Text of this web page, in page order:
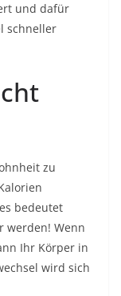
und dafür
schneller
zu
bedeutet
werden! Wenn
Ihr Körper in
wird sich